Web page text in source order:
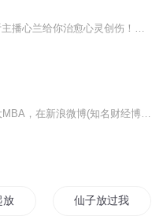
手 仙子放过我